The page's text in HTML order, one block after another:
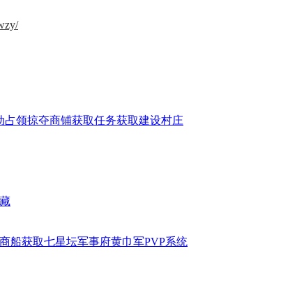
占领掠夺商铺获取任务获取建设村庄
商船获取七星坛军事府黄巾军PVP系统